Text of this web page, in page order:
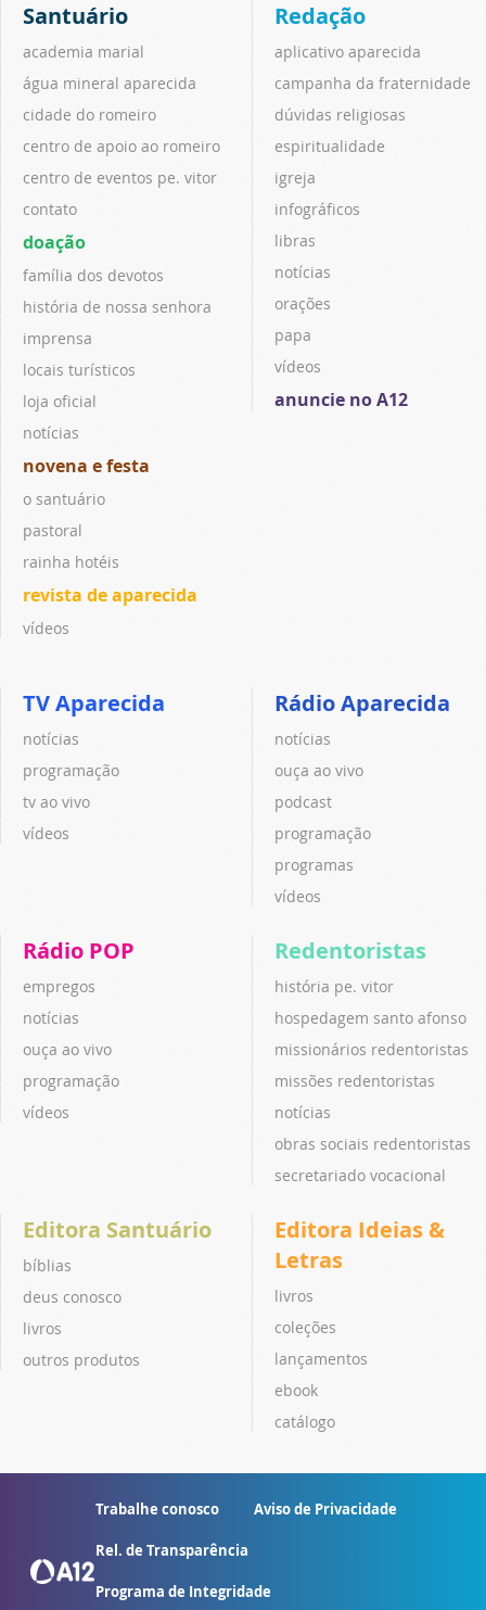
Santuário
academia marial
água mineral aparecida
cidade do romeiro
centro de apoio ao romeiro
centro de eventos pe. vitor
contato
doação
família dos devotos
história de nossa senhora
imprensa
locais turísticos
loja oficial
notícias
novena e festa
o santuário
pastoral
rainha hotéis
revista de aparecida
vídeos
Redação
aplicativo aparecida
campanha da fraternidade
dúvidas religiosas
espiritualidade
igreja
infográficos
libras
notícias
orações
papa
vídeos
anuncie no A12
TV Aparecida
notícias
programação
tv ao vivo
vídeos
Rádio Aparecida
notícias
ouça ao vivo
podcast
programação
programas
vídeos
Rádio POP
empregos
notícias
ouça ao vivo
programação
vídeos
Redentoristas
história pe. vitor
hospedagem santo afonso
missionários redentoristas
missões redentoristas
notícias
obras sociais redentoristas
secretariado vocacional
Editora Santuário
bíblias
deus conosco
livros
outros produtos
Editora Ideias &
Letras
livros
coleções
lançamentos
ebook
catálogo
Trabalhe conosco Aviso de Privacidade
Rel. de Transparência
Programa de Integridade